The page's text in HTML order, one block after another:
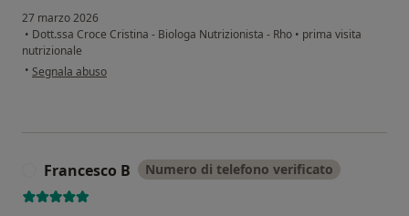
27 marzo 2026
• Dott.ssa Croce Cristina - Biologa Nutrizionista - Rho • prima visita
nutrizionale
• secondo l'opinione dell'utente Alessandro
Segnala abuso
Francesco B Numero di telefono verificato